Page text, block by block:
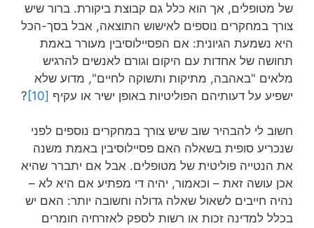
של מטופלים, אך הוא כלל גם קבוצת ביקורת. ברור שיש
צורך במחקרים נוספים לאישוש התוצאה, אבל בסך-הכל
היא נשמעת הגיונית: אם הפסיילוסיבין מעורר באמת
תחושה של אחדות עם היקום וגורם לאנשים להרגיש
מלאים "באהבה, מתיקות ותשוקה לחיים", מדוע שלא
ישפיע על דעותיהם הפוליטיות באופן ישיר או עקיף [10]
?
חשוב לי להבהיר שוב שיש צורך במחקרים נוספים לפני
שנכריע סופית בשאלה האם פסיילוסיבין באמת משנה
את הנטייה פוליטית של מטופלים. אבל אם יתברר שהיא
אכן עושה זאת – וכאמור, יהיה די מפתיע אם היא לא –
נהיה חייבים לשאול שאלה גדולה וחשובה יותר: האם יש
בכלל למדינה זכות או רשות לספק לאזרחיה חומרים